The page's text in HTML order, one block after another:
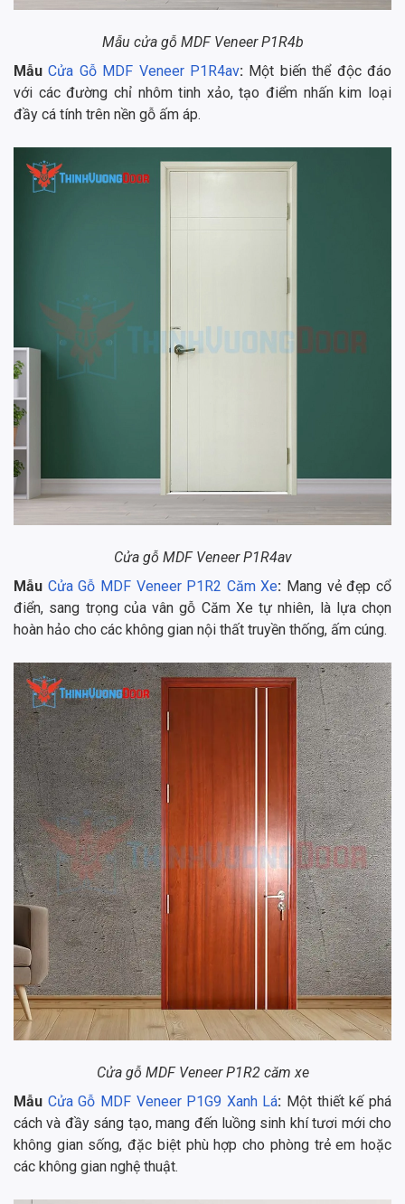
Mẫu cửa gỗ MDF Veneer P1R4b
MẫuCửa Gỗ MDF Veneer P1R4av: Một biến thể độc đáo
với các đường chỉ nhôm tinh xảo, tạo điểm nhấn kim loại
đầy cá tính trên nền gỗ ấm áp.
Cửa gỗ MDF Veneer P1R4av
Mẫu Cửa Gỗ MDF Veneer P1R2 Căm Xe: Mang vẻ đẹp cổ
điển, sang trọng của vân gỗ Căm Xe tự nhiên, là lựa chọn
hoàn hảo cho các không gian nội thất truyền thống, ấm cúng.
Cửa gỗ MDF Veneer P1R2 căm xe
Mẫu Cửa Gỗ MDF Veneer P1G9 Xanh Lá: Một thiết kế phá
cách và đầy sáng tạo, mang đến luồng sinh khí tươi mới cho
không gian sống, đặc biệt phù hợp cho phòng trẻ em hoặc
các không gian nghệ thuật.